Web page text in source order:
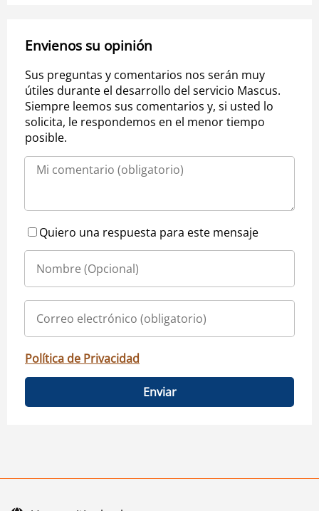
Envienos su opinión
Sus preguntas y comentarios nos serán muy
útiles durante el desarrollo del servicio Mascus.
Siempre leemos sus comentarios y, si usted lo
solicita, le respondemos en el menor tiempo
posible.
Quiero una respuesta para este mensaje
Política de Privacidad
Enviar